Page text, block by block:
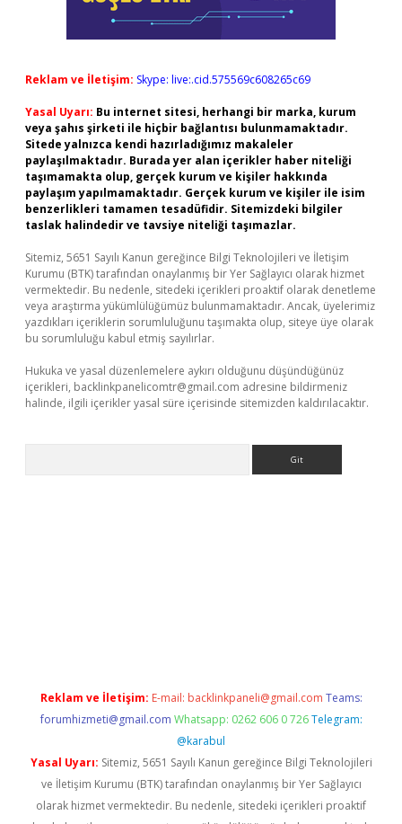
Reklam ve İletişim: Skype: live:.cid.575569c608265c69
Yasal Uyarı: Bu internet sitesi, herhangi bir marka, kurum
veya şahıs şirketi ile hiçbir bağlantısı bulunmamaktadır.
Sitede yalnızca kendi hazırladığımız makaleler
paylaşılmaktadır. Burada yer alan içerikler haber niteliği
taşımamakta olup, gerçek kurum ve kişiler hakkında
paylaşım yapılmamaktadır. Gerçek kurum ve kişiler ile isim
benzerlikleri tamamen tesadüfidir. Sitemizdeki bilgiler
taslak halindedir ve tavsiye niteliği taşımazlar.
Sitemiz, 5651 Sayılı Kanun gereğince Bilgi Teknolojileri ve İletişim
Kurumu (BTK) tarafından onaylanmış bir Yer Sağlayıcı olarak hizmet
vermektedir. Bu nedenle, sitedeki içerikleri proaktif olarak denetleme
veya araştırma yükümlülüğümüz bulunmamaktadır. Ancak, üyelerimiz
yazdıkları içeriklerin sorumluluğunu taşımakta olup, siteye üye olarak
bu sorumluluğu kabul etmiş sayılırlar.
Hukuka ve yasal düzenlemelere aykırı olduğunu düşündüğünüz
içerikleri, backlinkpanelicomtr@gmail.com adresine bildirmeniz
halinde, ilgili içerikler yasal süre içerisinde sitemizden kaldırılacaktır.
Reklam ve İletişim: E-mail: backlinkpaneli@gmail.com Teams:
forumhizmeti@gmail.com Whatsapp: 0262 606 0 726 Telegram:
@karabul
Yasal Uyarı: Sitemiz, 5651 Sayılı Kanun gereğince Bilgi Teknolojileri
ve İletişim Kurumu (BTK) tarafından onaylanmış bir Yer Sağlayıcı
olarak hizmet vermektedir. Bu nedenle, sitedeki içerikleri proaktif